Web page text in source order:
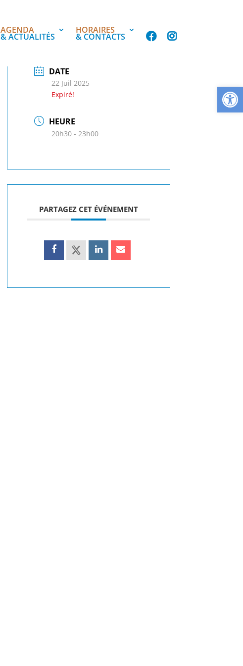
AGENDA
& ACTUALITÉS
HORAIRES
& CONTACTS
DATE
22 Juil 2025
Expiré!
HEURE
20h30 - 23h00
PARTAGEZ CET ÉVÉNEMENT
Ouvrir